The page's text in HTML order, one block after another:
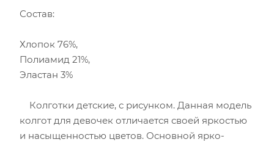
Состав:
Хлопок 76%,
Полиамид 21%,
Эластан 3%
Колготки детские, с рисунком. Данная модель
колгот для девочек отличается своей яркостью
и насыщенностью цветов. Основной ярко-